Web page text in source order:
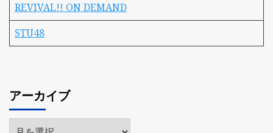
REVIVAL!! ON DEMAND
STU48
アーカイブ
ア